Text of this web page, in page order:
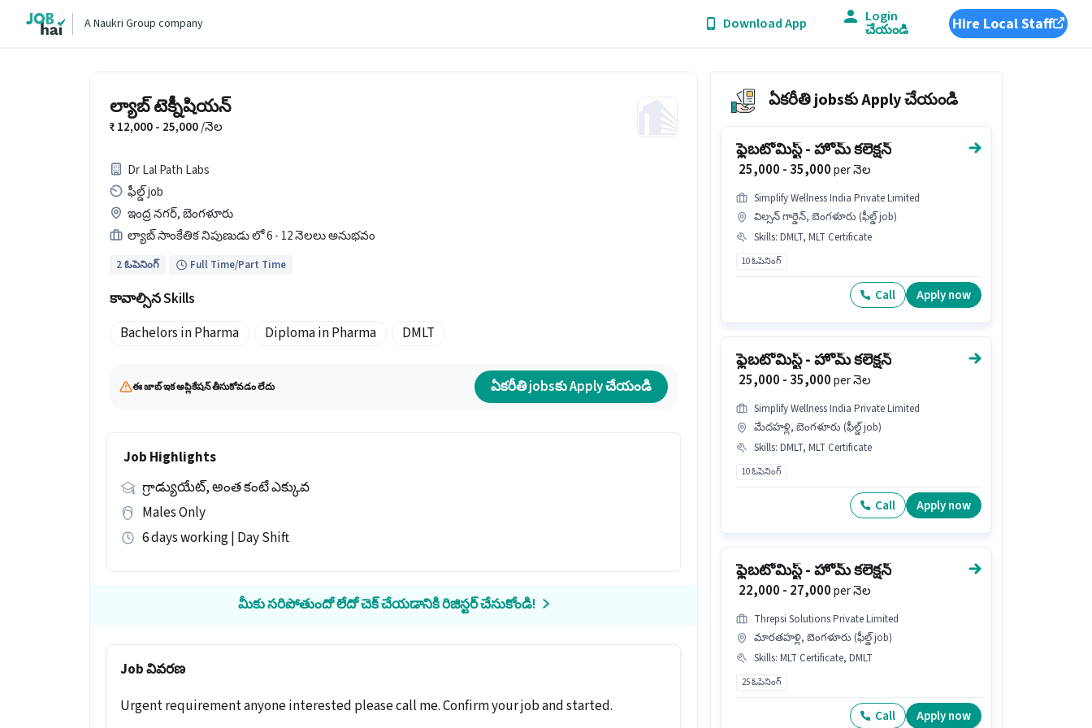
A Naukri Group company Download App Login
చేయండి Hire Local Staff
ల్యాబ్ టెక్నీషియన్
12,000 - 25,000/నెల
Dr Lal Path Labs
ఫీల్డ్ job
ఇంద్ర నగర్, బెంగళూరు
ల్యాబ్ సాంకేతిక నిపుణుడు లో 6 - 12 నెలలు అనుభవం
2 ఓపెనింగ్ Full Time/Part Time
కావాల్సిన Skills
Bachelors in Pharma
Diploma in Pharma DMLT
ఈ జాబ్ ఇక అప్లికేషన్ తీసుకోవడం లేదు ఏకరీతి jobsకు Apply చేయండి
Job Highlights
గ్రాడ్యుయేట్, అంత కంటే ఎక్కువ
Males Only
6 days working | Day Shift
మీకు సరిపోతుందో లేదో చెక్ చేయడానికి రిజిస్టర్ చేసుకోండి!
Job వివరణ
Urgent requirement anyone interested please call me. Confirm your job and started.
ఏకరీతి jobsకు Apply చేయండి
ఫ్లెబటోమిస్ట్ - హోమ్ కలెక్షన్
₹ 25,000 - 35,000per నెల
Simplify Wellness India Private Limited
విల్సన్ గార్డెన్, బెంగళూరు (ఫీల్డ్ job)
Skills:DMLT, MLT Certificate
10 ఓపెనింగ్
Call Apply now
ఫ్లెబటోమిస్ట్ - హోమ్ కలెక్షన్
₹ 25,000 - 35,000per నెల
Simplify Wellness India Private Limited
మేదహళ్లి, బెంగళూరు (ఫీల్డ్ job)
Skills:DMLT, MLT Certificate
10 ఓపెనింగ్
Call Apply now
ఫ్లెబటోమిస్ట్ - హోమ్ కలెక్షన్
₹ 22,000 - 27,000per నెల
Threpsi Solutions Private Limited
మారతహళ్లి, బెంగళూరు (ఫీల్డ్ job)
Skills:MLT Certificate, DMLT
25 ఓపెనింగ్
Call Apply now